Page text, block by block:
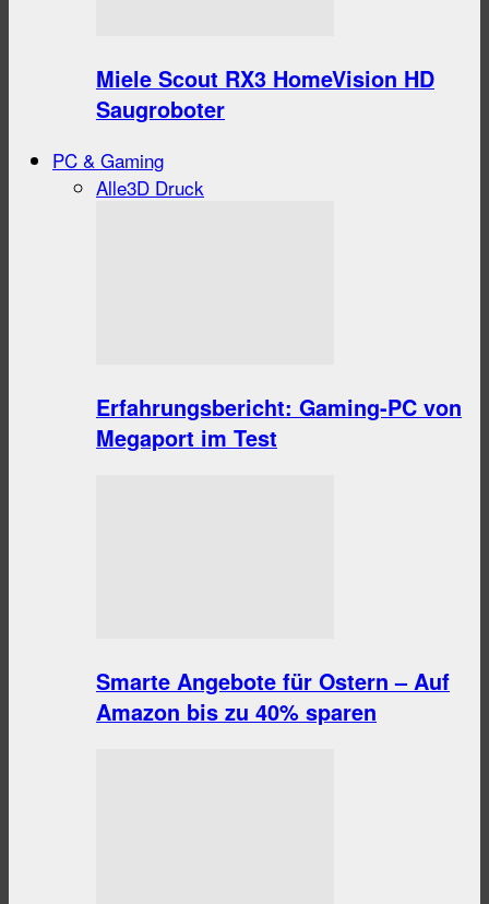
Miele Scout RX3 HomeVision HD
Saugroboter
PC & Gaming
Alle3D Druck
Erfahrungsbericht: Gaming-PC von
Megaport im Test
Smarte Angebote für Ostern – Auf
Amazon bis zu 40% sparen